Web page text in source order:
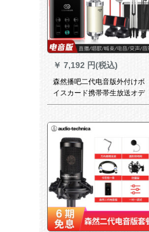
￥ 7,192 円(税込)
森然播吧二代电音版外付けボ
イスカード携帯帯生放送オデ
ュオカーカーカードドドスポ
オ录音マイク全民カラオケ携
帯帯电话マイク速手振り生放
送コード设备セントで生放送
します。II電音版+MS-2哺乳瓶
のマックセット